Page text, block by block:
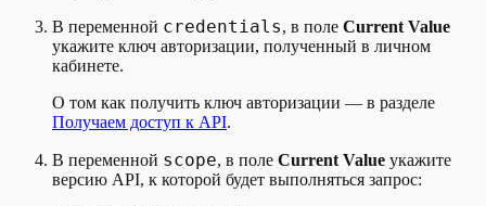
В переменной credentials, в поле Current Value
укажите ключ авторизации, полученный в личном
кабинете.
О том как получить ключ авторизации — в разделе
Получаем доступ к API.
В переменной scope, в поле Current Value укажите
версию API, к которой будет выполняться запрос: